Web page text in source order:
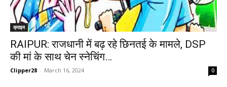
क्राइम
RAIPUR: राजधानी में बढ़ रहे छिनतई के मामले, DSP
की मां के साथ चेन स्नेचिंग…
Clipper28 - March 16, 2024 0